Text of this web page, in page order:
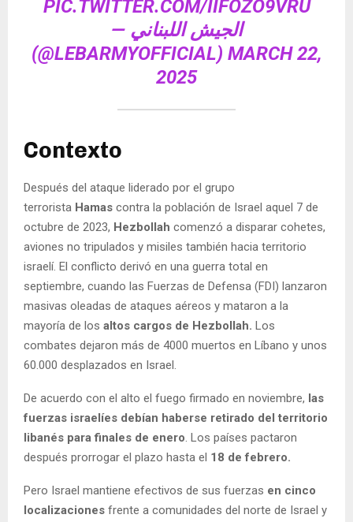
PIC.TWITTER.COM/IIFOZO9VRU
— الجيش اللبناني
(@LEBARMYOFFICIAL) MARCH 22,
2025
Contexto
Después del ataque liderado por el grupo
terrorista Hamas contra la población de Israel aquel 7 de
octubre de 2023, Hezbollah comenzó a disparar cohetes,
aviones no tripulados y misiles también hacia territorio
israelí. El conflicto derivó en una guerra total en
septiembre, cuando las Fuerzas de Defensa (FDI) lanzaron
masivas oleadas de ataques aéreos y mataron a la
mayoría de los altos cargos de Hezbollah. Los
combates dejaron más de 4000 muertos en Líbano y unos
60.000 desplazados en Israel.
De acuerdo con el alto el fuego firmado en noviembre, las
fuerzas israelíes debían haberse retirado del territorio
libanés para finales de enero. Los países pactaron
después prorrogar el plazo hasta el 18 de febrero.
Pero Israel mantiene efectivos de sus fuerzas en cinco
localizaciones frente a comunidades del norte de Israel y